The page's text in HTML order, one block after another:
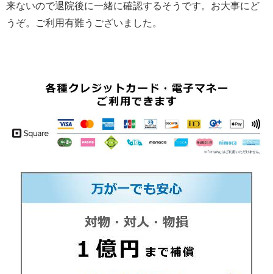
来ないので退院後に一緒に確認するそうです。お大事にど
うぞ。ご利用有難うございました。